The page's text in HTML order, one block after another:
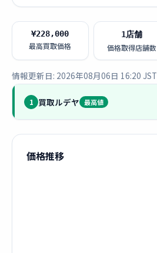
¥228,000
最高買取価格
1店舗
価格取得店舗数
情報更新日: 2026年08月06日 16:20 JST
1 買取ルデヤ 最高値
価格推移